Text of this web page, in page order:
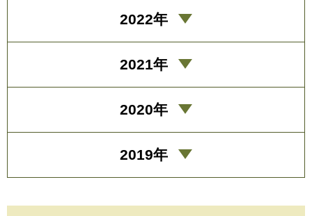
2022年
2021年
2020年
2019年